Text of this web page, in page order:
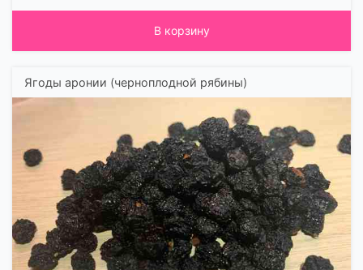
В корзину
Ягоды аронии (черноплодной рябины)